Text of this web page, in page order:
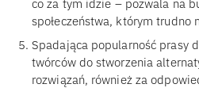
co za tym idzie – pozwala na
społeczeństwa, którym trudno
Spadająca popularność prasy
twórców do stworzenia
rozwiązań, również za